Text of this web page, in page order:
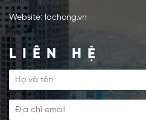
Website: lachong.vn
LIÊN HỆ